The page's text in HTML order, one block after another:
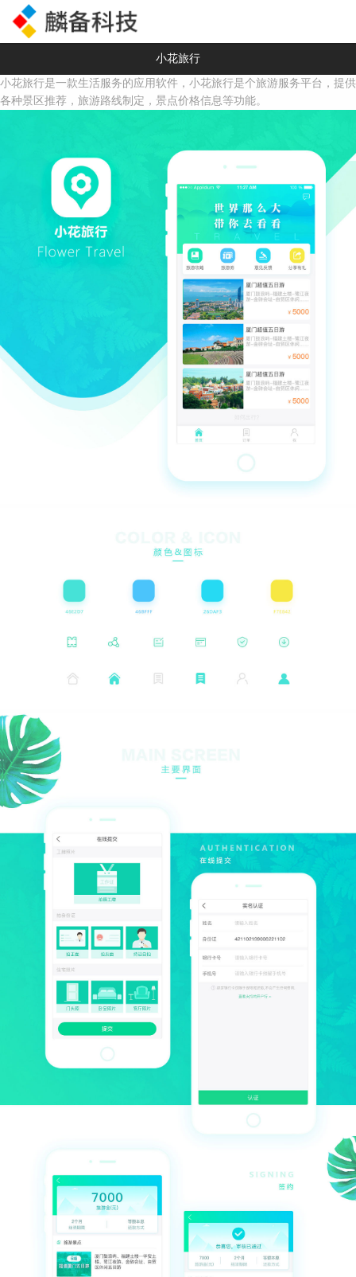
小花旅行
小花旅行是一款生活服务的应用软件，小花旅行是个旅游服务平台，提供
各种景区推荐，旅游路线制定，景点价格信息等功能。